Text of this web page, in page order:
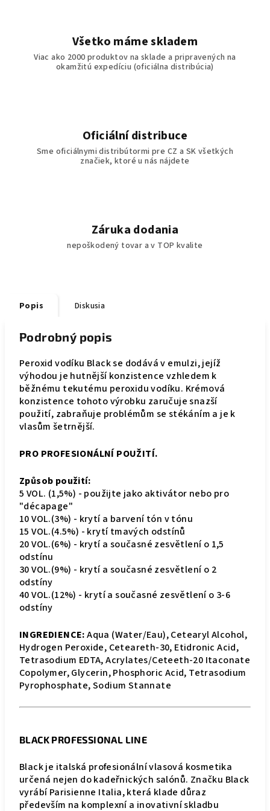
Všetko máme skladem
Viac ako 2000 produktov na sklade a pripravených na
okamžitú expedíciu (oficiálna distribúcia)
Oficiální distribuce
Sme oficiálnymi distribútormi pre CZ a SK všetkých
značiek, ktoré u nás nájdete
Záruka dodania
nepoškodený tovar a v TOP kvalite
Popis Diskusia
Podrobný popis
Peroxid vodíku Black se dodává v emulzi, jejíž
výhodou je hutnější konzistence vzhledem k
běžnému tekutému peroxidu vodíku. Krémová
konzistence tohoto výrobku zaručuje snazší
použití, zabraňuje problémům se stékáním a je k
vlasům šetrnější.
PRO PROFESIONÁLNÍ POUŽITÍ.
Způsob použití:
5 VOL. (1,5%) - použijte jako aktivátor nebo pro
"décapage"
10 VOL.(3%) - krytí a barvení tón v tónu
15 VOL.(4.5%) - krytí tmavých odstínů
20 VOL.(6%) - krytí a současné zesvětlení o 1,5
odstínu
30 VOL.(9%) - krytí a současné zesvětlení o 2
odstíny
40 VOL.(12%) - krytí a současné zesvětlení o 3-6
odstíny
INGREDIENCE:Aqua (Water/Eau), Cetearyl Alcohol,
Hydrogen Peroxide, Ceteareth-30, Etidronic Acid,
Tetrasodium EDTA, Acrylates/Ceteeth-20 Itaconate
Copolymer, Glycerin, Phosphoric Acid, Tetrasodium
Pyrophosphate, Sodium Stannate
BLACK PROFESSIONAL LINE
Black je italská profesionální vlasová kosmetika
určená nejen do kadeřnických salónů. Značku Black
vyrábí Parisienne Italia, která klade důraz
především na komplexní a inovativní skladbu